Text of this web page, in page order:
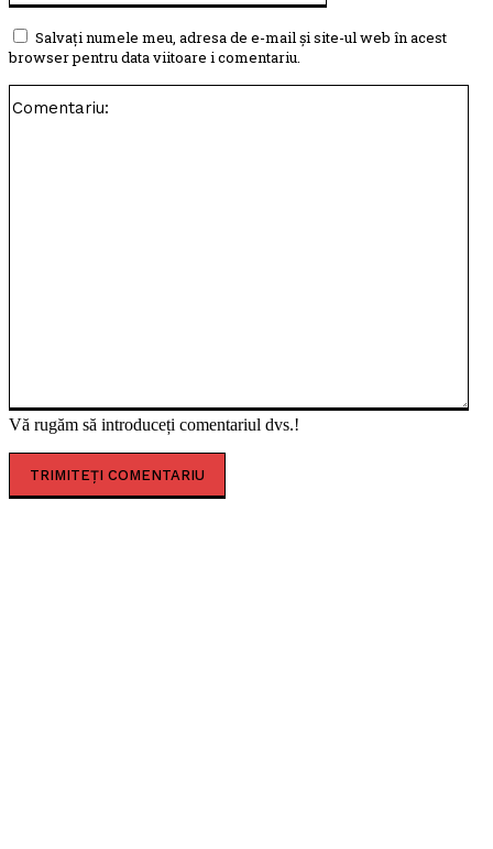
Vă rugăm să introduceți comentariul dvs.!
Salvați numele meu, adresa de e-mail și site-ul web în acest
browser pentru data viitoare i comentariu.